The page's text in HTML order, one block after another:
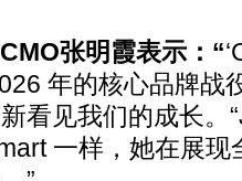
CMO张明霞表示： “
年的核心品牌战
看见我们的成长。
一样，她在展现